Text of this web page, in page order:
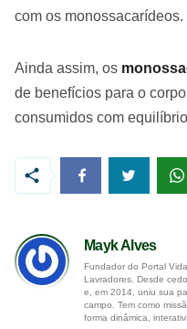
com os monossacarídeos.
Ainda assim, os
de benefícios para o
consumidos com
Mayk Alves
Fundador do Portal
Lavradores. Desde
e, em 2014, uniu sua
campo. Tem como
forma dinâmica,